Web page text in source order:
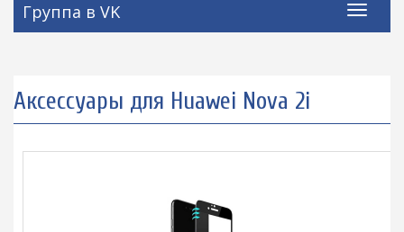
Группа в VK
Аксессуары для Huawei Nova 2i